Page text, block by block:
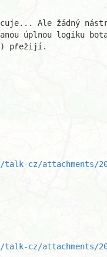
Ale žádný
úplnou logiku
přežijí.
cz/attachments/
cz/attachments/